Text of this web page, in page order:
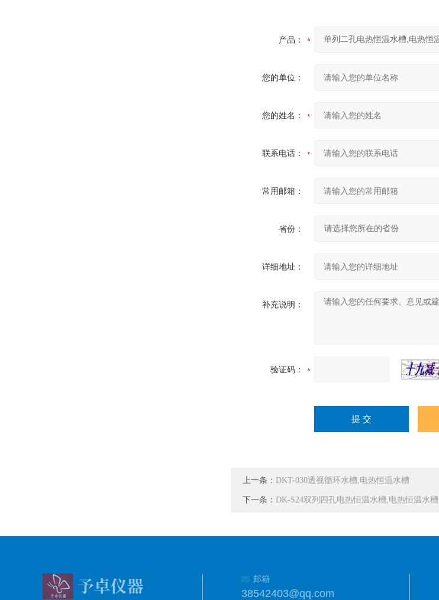
产品：
您的单位：
您的姓名：
联系电话：
常用邮箱：
省份：
详细地址：
补充说明：
验证码：
上一条： DKT-030透视循环水槽,电热恒温水槽
下一条： DK-S24双列四孔电热恒温水槽,电热恒温水槽
邮箱
38542403@qq.com